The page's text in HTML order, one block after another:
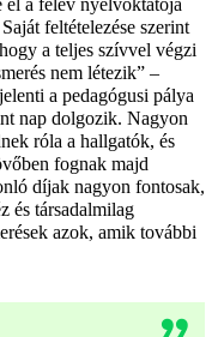
el a félév nyelvoktatója
feltételezése szerint
a teljes szívvel végzi
nem létezik” –
a pedagógusi pálya
nap dolgozik. Nagyon
róla a hallgatók, és
fognak majd
díjak nagyon fontosak,
és társadalmilag
azok, amik további